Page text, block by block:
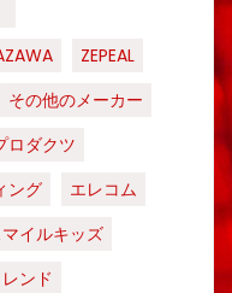
ZEPEAL
その他のメーカー
ロダクツ
ング
エレコム
イルキッズ
レンド